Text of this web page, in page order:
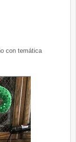
con temática